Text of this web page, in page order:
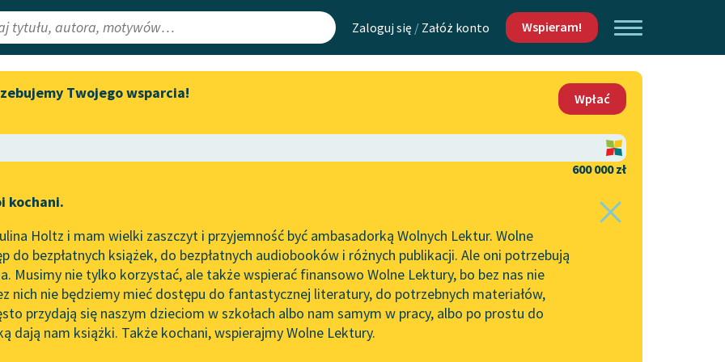
Zaloguj się / Załóż konto Wspieram!
Lektury
redakcyjne
Aktualności
„Prokurator Alicja Horn” do
literatury skandynawskiej
Spotkanie z Katarzyną Tunkiel
w Oslo
102. lata temu zmarł Joseph
Conrad
Mapa Wolnych Lektur
Leśmianator
API
OAI-PMH
Widget Wolnych Lektur
Kontakt
O projekcie
Zasady wykorzystania
Wolnych Lektur
Logotypy
Materiały promocyjne
Twojego wsparcia!
Wpłać
600 000 zł
kochani.
Holtz i mam wielki zaszczyt i przyjemność być ambasadorką Wolnych Lektur. Wolne
do bezpłatnych książek, do bezpłatnych audiobooków i różnych publikacji. Ale oni potrzebują
Musimy nie tylko korzystać, ale także wspierać finansowo Wolne Lektury, bo bez nas nie
nich nie będziemy mieć dostępu do fantastycznej literatury, do potrzebnych materiałów,
przydają się naszym dzieciom w szkołach albo nam samym w pracy, albo po prostu do
dają nam książki. Także kochani, wspierajmy Wolne Lektury.
Poemat dygresyjny✖